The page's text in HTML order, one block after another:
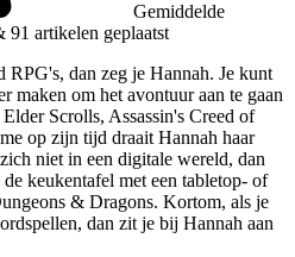
Gemiddelde
91 artikelen geplaatst
dan zeg je Hannah. Je kunt
maken om het avontuur aan te gaan
Scrolls, Assassin's Creed of
op zijn tijd draait Hannah haar
niet in een digitale wereld, dan
keukentafel met een tabletop- of
& Dragons. Kortom, als je
dan zit je bij Hannah aan